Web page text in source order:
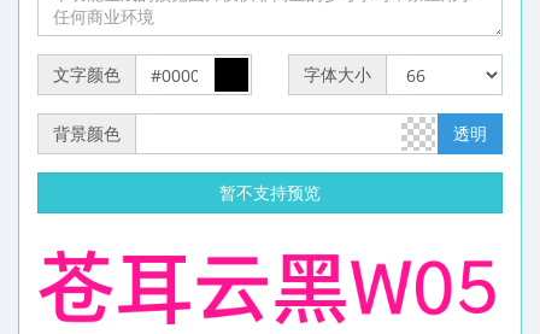
文字颜色 字体大小
背景颜色 透明
暂不支持预览